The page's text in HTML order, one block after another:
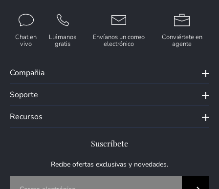
Chat en
vivo
Llámanos
gratis
Envíanos un correo
electrónico
Conviértete en
agente
Compañia
Soporte
Recursos
Suscríbete
Recibe ofertas exclusivas y novedades.